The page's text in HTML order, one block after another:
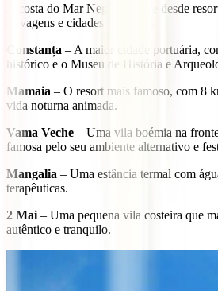
A costa do Mar Negro oferece desde
selvagens e cidades históricas.
Constanța – A maior cidade portuária,
histórico e o Museu de História e
Mamaia – O resort mais famoso, com 8
vida noturna animada.
Vama Veche – Uma vila boémia na
famosa pelo seu ambiente alternativo e
Mangalia – Uma estância termal com
terapêuticas.
2 Mai – Uma pequena vila costeira que
autêntico e tranquilo.